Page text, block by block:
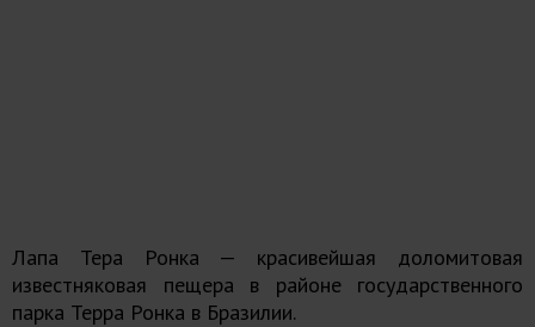
Лапа Тера Ронка — красивейшая доломитовая
известняковая пещера в районе государственного
парка Терра Ронка в Бразилии.